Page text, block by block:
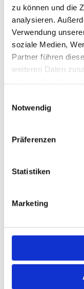
zu können und die
analysieren.
Verwendung
soziale Medien,
Partner führen
weiteren Daten
Notwendig
Präferenzen
Statistiken
Marketing